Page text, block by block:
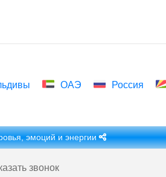
ОАЭ Россия
эмоций и энергии
звонок